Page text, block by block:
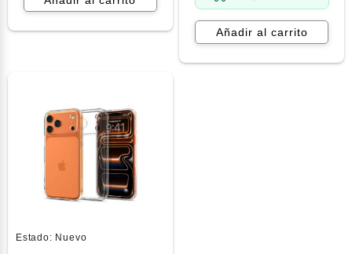
Añadir al carrito
Estado: Nuevo